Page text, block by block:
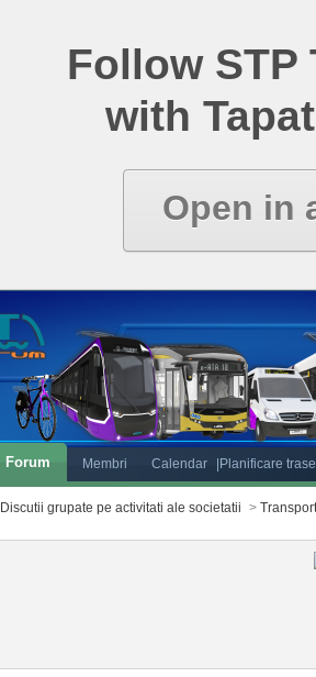
Follow STP
with
Open in
Forum Membri Calendar |Planificare
Discutii grupate pe activitati ale societatii >